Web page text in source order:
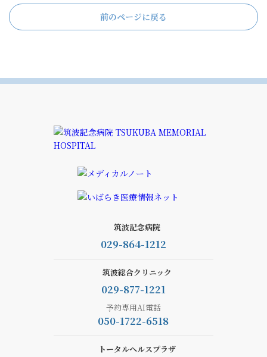
前のページに戻る
筑波記念病院
029-864-1212
筑波総合クリニック
029-877-1221
予約専用AI電話
050-1722-6518
トータルヘルスプラザ